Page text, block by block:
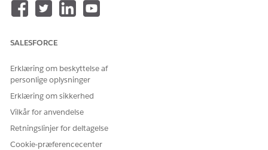
No Resolution.
This is working as designed.
emailTemplateId is considered only when networkId is
not null
SALESFORCE
Erklæring om beskyttelse af
personlige oplysninger
Erklæring om sikkerhed
Vilkår for anvendelse
Retningslinjer for deltagelse
Cookie-præferencecenter